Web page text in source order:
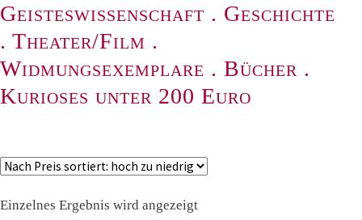
Geisteswissenschaft . Geschichte
. Theater/Film .
Widmungsexemplare . Bücher .
Kurioses unter 200 Euro
Einzelnes Ergebnis wird angezeigt